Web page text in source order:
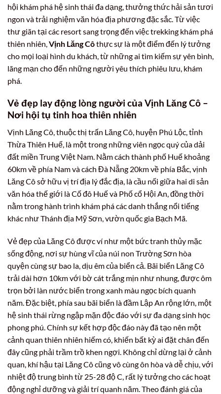
hội khám phá hệ sinh thái đa dạng, thưởng thức hải sản tươi
ngon và trải nghiệm văn hóa địa phương đặc sắc. Từ việc
thư giãn tại các resort sang trọng đến việc trekking khám phá
thiên nhiên,Vịnh Lăng Côthực sự là một điểm đến lý tưởng
cho mọi loại hình du khách, từ những ai tìm kiếm sự yên bình,
lãng mạn cho đến những người yêu thích phiêu lưu, khám
phá.
Vẻ đẹp lay động lòng người của Vịnh Lăng Cô –
Nơi hội tụ tinh hoa thiên nhiên
Vịnh Lăng Cô, thuộc thị trấn Lăng Cô, huyện Phú Lộc, tỉnh
Thừa Thiên Huế, là một trong những viên ngọc quý của dải
đất miền Trung Việt Nam. Nằm cách thành phố Huế khoảng
60km về phía Nam và cách Đà Nẵng 20km về phía Bắc, vịnh
Lăng Cô sở hữu vị trí địa lý đắc địa, là cầu nối giữa hai di sản
văn hóa thế giới là Cố đô Huế và Phố cổ Hội An, đồng thời
nằm trong hành trình khám phá các danh thắng nổi tiếng
khác như Thánh địa Mỹ Sơn, vườn quốc gia Bạch Mã.
Vẻ đẹp của Lăng Cô được ví như một bức tranh thủy mặc
sống động, nơi sự hùng vĩ của núi non Trường Sơn hòa
quyện cùng sự bao la, dịu êm của biển cả. Bãi biển Lăng Cô
trải dài hơn 10km với bờ cát trắng mịn như nhung, được ôm
trọn bởi làn nước biển trong xanh màu ngọc bích quanh
năm. Đặc biệt, phía sau bãi biển là đầm Lập An rộng lớn, một
hệ sinh thái rừng ngập mặn độc đáo với sự đa dạng sinh học
phong phú. Chính sự kết hợp độc đáo này đã tạo nên một
cảnh quan thiên nhiên hiếm có, khiến bất kỳ ai đặt chân đến
đây cũng phải trầm trồ khen ngợi. Không chỉ dừng lại ở cảnh
quan, khí hậu tại Lăng Cô cũng vô cùng ôn hòa và dễ chịu, với
nhiệt độ trung bình từ 25-28 độ C, rất lý tưởng cho các hoạt
động nghỉ dưỡng và giải trí quanh năm. Theo đánh giá của